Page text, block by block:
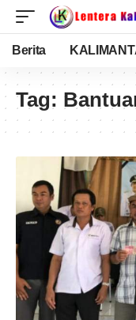
Berita
Tag: